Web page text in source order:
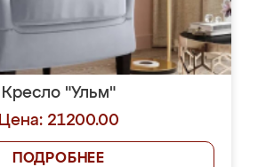
Кресло "Ульм"
Цена: 21200.00
ПОДРОБНЕЕ